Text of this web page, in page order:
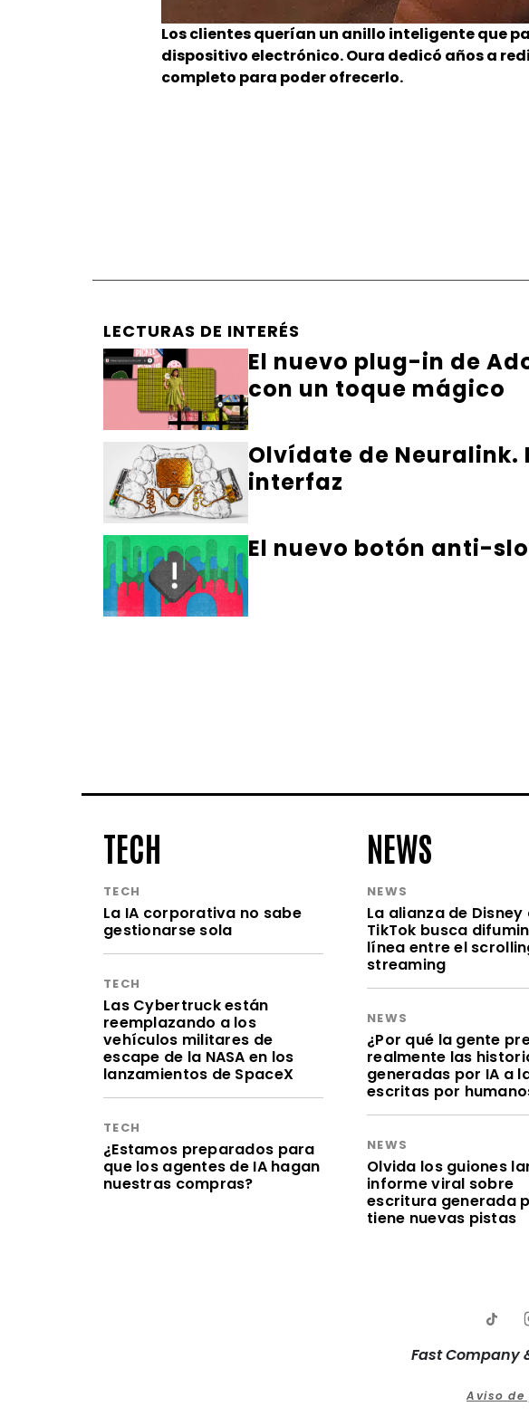
Los clientes querían un anillo inteligente que
dispositivo electrónico. Oura dedicó años a
completo para poder ofrecerlo.
LECTURAS DE INTERÉS
El nuevo plug-in de
con un toque mágico
Olvídate de Neuralink.
interfaz
El nuevo botón anti-
TECH
TECH
La IA corporativa no sabe
gestionarse sola
TECH
Las Cybertruck están
reemplazando a los
vehículos militares de
escape de la NASA en los
lanzamientos de SpaceX
TECH
¿Estamos preparados para
que los agentes de IA hagan
nuestras compras?
NEWS
NEWS
La alianza de Disney
TikTok busca
línea entre el
streaming
NEWS
¿Por qué la gente
realmente las
generadas por IA a
escritas por
NEWS
Olvida los guiones
informe viral sobre
escritura generada
tiene nuevas pistas
Fast Company
Aviso